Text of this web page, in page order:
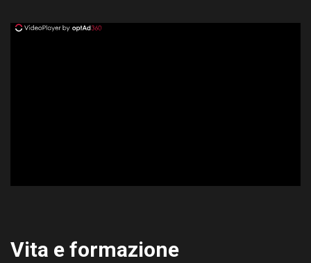
Vita e formazione